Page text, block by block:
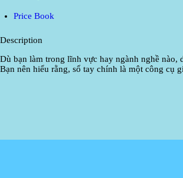
Price Book
Description
Dù bạn làm trong lĩnh vực hay ngành nghề
Bạn nên hiểu rằng, sổ tay chính là một công